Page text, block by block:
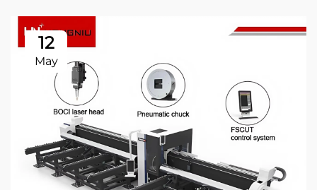
12
May